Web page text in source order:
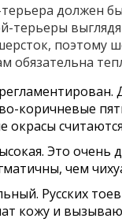
терьера должен
терьеры
поэтому
обязательна
коричневые
окрасы
Это очень
чем
Русских
кожу и